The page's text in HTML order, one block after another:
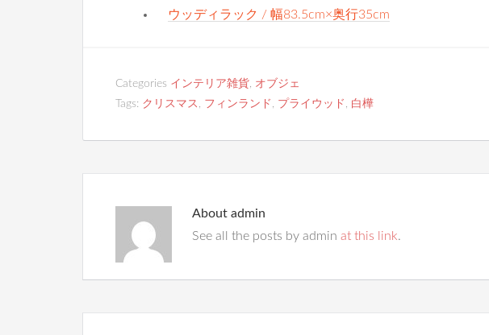
ウッディラック / 幅83.5cm×奥行35cm
Categories インテリア雑貨, オブジェ
Tags: クリスマス , フィンランド , プライウッド , 白樺
About admin
See all the posts by admin at this link.